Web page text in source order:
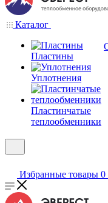
Каталог
Пластины
Уплотнения
Пластинчатые
теплообменники
Избранные товары 0